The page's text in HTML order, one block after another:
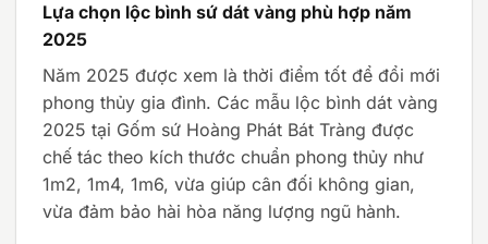
Lựa chọn lộc bình sứ dát vàng phù hợp năm
2025
Năm 2025 được xem là thời điểm tốt để đổi mới
phong thủy gia đình. Các mẫu lộc bình dát vàng
2025 tại Gốm sứ Hoàng Phát Bát Tràng được
chế tác theo kích thước chuẩn phong thủy như
1m2, 1m4, 1m6, vừa giúp cân đối không gian,
vừa đảm bảo hài hòa năng lượng ngũ hành.